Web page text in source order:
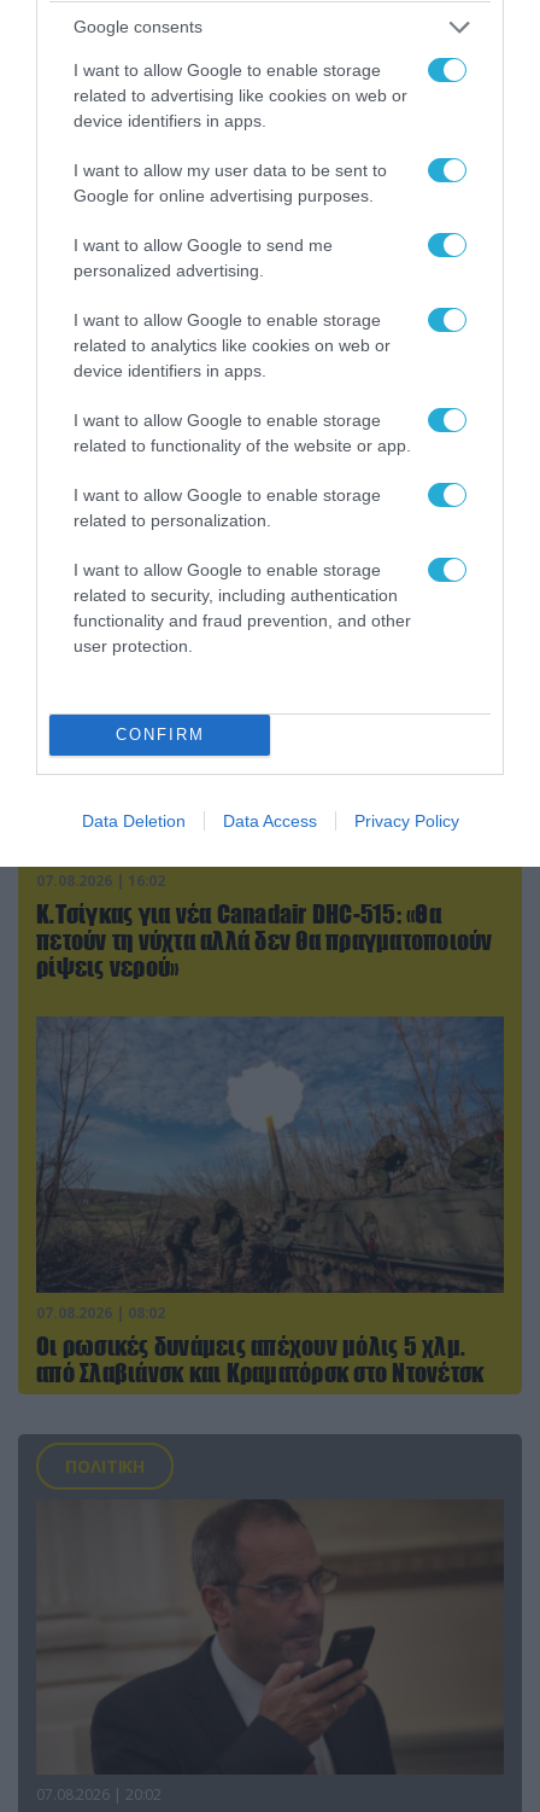
Google consents
I want to allow Google to enable storage
related to advertising like cookies on web or
device identifiers in apps.
I want to allow my user data to be sent to
Google for online advertising purposes.
I want to allow Google to send me
personalized advertising.
I want to allow Google to enable storage
related to analytics like cookies on web or
device identifiers in apps.
I want to allow Google to enable storage
related to functionality of the website or app.
I want to allow Google to enable storage
related to personalization.
I want to allow Google to enable storage
related to security, including authentication
functionality and fraud prevention, and other
user protection.
CONFIRM
Data Deletion Data Access Privacy Policy
07.08.2026 | 08:02
κατά στρατιωτικών δυνάμεων στην Υεμένη –
Πλήγματα & στη Σαουδική Αραβία!
07.08.2026 | 02:02
αποσπάσουμε τους Σέρβους από το
στρατόπεδο της Ρωσίας»
07.08.2026 | 16:02
Κ.Τσίγκας για νέα Canadair DHC-515: «Θα
πετούν τη νύχτα αλλά δεν θα πραγματοποιούν
ρίψεις νερού»
07.08.2026 | 08:02
Οι ρωσικές δυνάμεις απέχουν μόλις 5 χλμ.
από Σλαβιάνσκ και Κραματόρσκ στο Ντονέτσκ
ΠΟΛΙΤΙΚΗ
07.08.2026 | 20:02